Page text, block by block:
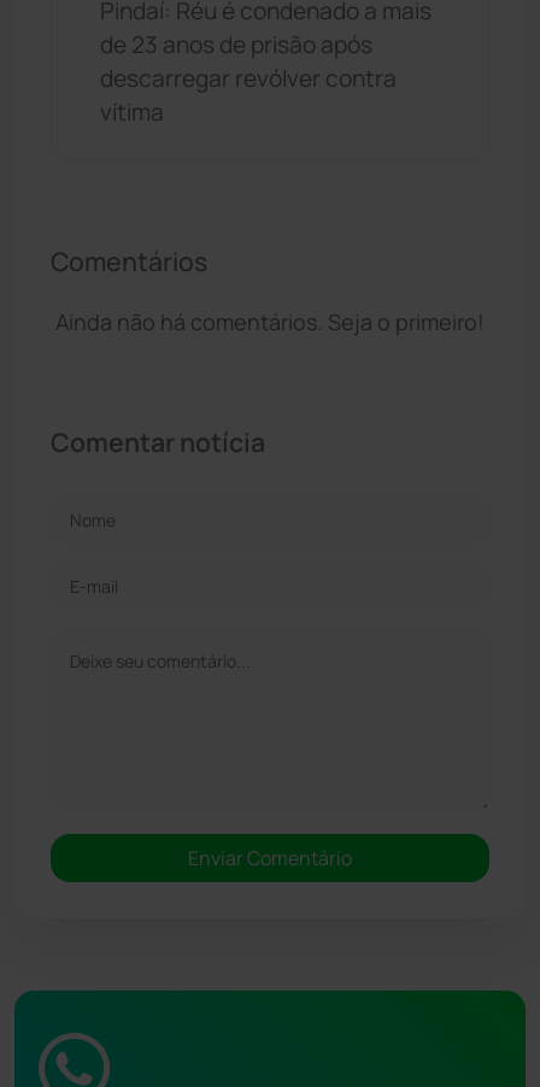
Pindaí: Réu é condenado a mais
de 23 anos de prisão após
descarregar revólver contra
vítima
Comentários
Ainda não há comentários. Seja o primeiro!
Comentar notícia